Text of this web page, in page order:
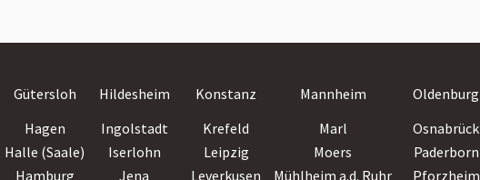
Gütersloh Hildesheim Konstanz Mannheim Oldenburg
Hagen Ingolstadt Krefeld Marl Osnabrück
Halle (Saale) Iserlohn Leipzig Moers Paderborn
Hamburg Jena Leverkusen Mühlheim a.d. Ruhr Pforzheim